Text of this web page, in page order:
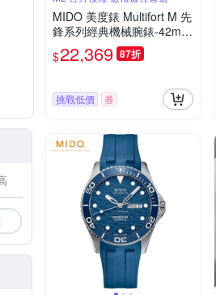
MIDO 美度錶 Multifort M 先
鋒系列經典機械腕錶-42mm
M0384301603100
$22,369 87折
挑戰低價 券